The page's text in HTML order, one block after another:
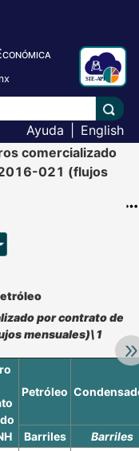
Ayuda
English
comercializado
021 (flujos
para exportar
exportar el cuadro
por contrato de
mensuales)\1
Petróleo
Barriles Barriles